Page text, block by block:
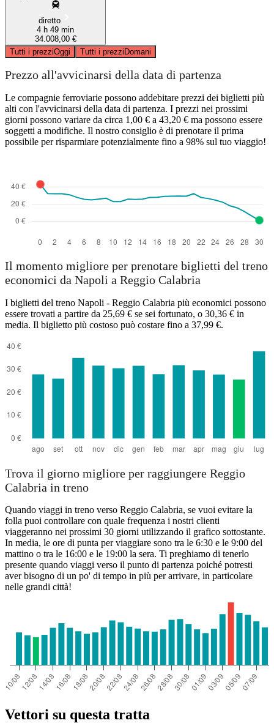
diretto
4 h 49 min
34.008,00 €
Tutti i prezziOggi Tutti i prezziDomani
Prezzo all'avvicinarsi della data di partenza
Le compagnie ferroviarie possono addebitare prezzi dei biglietti più
alti con l'avvicinarsi della data di partenza. I prezzi nei prossimi
giorni possono variare da circa 1,00 € a 43,20 € ma possono essere
soggetti a modifiche. Il nostro consiglio è di prenotare il prima
possibile per risparmiare potenzialmente fino a 98% sul tuo viaggio!
Il momento migliore per prenotare biglietti del treno
economici da Napoli a Reggio Calabria
I biglietti del treno Napoli - Reggio Calabria più economici possono
essere trovati a partire da 25,69 € se sei fortunato, o 30,36 € in
media. Il biglietto più costoso può costare fino a 37,99 €.
Trova il giorno migliore per raggiungere Reggio
Calabria in treno
Quando viaggi in treno verso Reggio Calabria, se vuoi evitare la
folla puoi controllare con quale frequenza i nostri clienti
viaggeranno nei prossimi 30 giorni utilizzando il grafico sottostante.
In media, le ore di punta per viaggiare sono tra le 6:30 e le 9:00 del
mattino o tra le 16:00 e le 19:00 la sera. Ti preghiamo di tenerlo
presente quando viaggi verso il punto di partenza poiché potresti
aver bisogno di un po' di tempo in più per arrivare, in particolare
nelle grandi città!
Vettori su questa tratta